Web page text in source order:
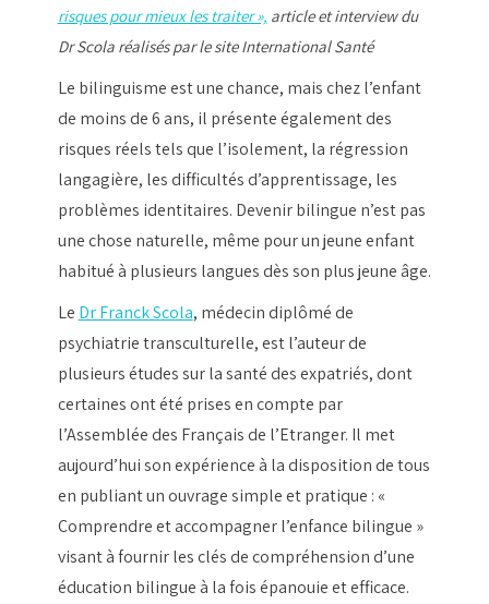
risques pour mieux les traiter », article et interview du
Dr Scola réalisés par le site International Santé
Le bilinguisme est une chance, mais chez l’enfant
de moins de 6 ans, il présente également des
risques réels tels que l’isolement, la régression
langagière, les difficultés d’apprentissage, les
problèmes identitaires. Devenir bilingue n’est pas
une chose naturelle, même pour un jeune enfant
habitué à plusieurs langues dès son plus jeune âge.
Le Dr Franck Scola, médecin diplômé de
psychiatrie transculturelle, est l’auteur de
plusieurs études sur la santé des expatriés, dont
certaines ont été prises en compte par
l’Assemblée des Français de l’Etranger. Il met
aujourd’hui son expérience à la disposition de tous
en publiant un ouvrage simple et pratique : «
Comprendre et accompagner l’enfance bilingue »
visant à fournir les clés de compréhension d’une
éducation bilingue à la fois épanouie et efficace.